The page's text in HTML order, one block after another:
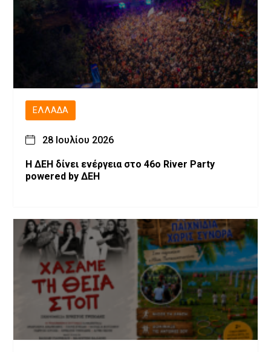
ΕΛΛΆΔΑ
28 Ιουλίου 2026
Η ΔΕΗ δίνει ενέργεια στο 46ο River Party
powered by ΔΕΗ